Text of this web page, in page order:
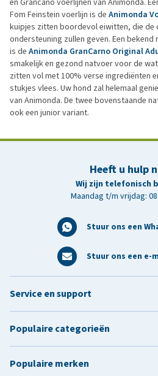
Fom Feinstein voerlijn is de Animonda
kuipjes zitten boordevol eiwitten, die de
ondersteuning zullen geven. Een bekend
is de Animonda GranCarno Original
smakelijk en gezond natvoer voor de
zitten vol met 100% verse ingrediënten
stukjes vlees. Uw hond zal helemaal
van Animonda. De twee bovenstaande
ook een junior variant.
Heeft u hulp
Wij zijn telefonisch
Maandag t/m vrijdag:
Stuur ons een
Stuur ons een e-
Service en support
Populaire categorieën
Populaire merken